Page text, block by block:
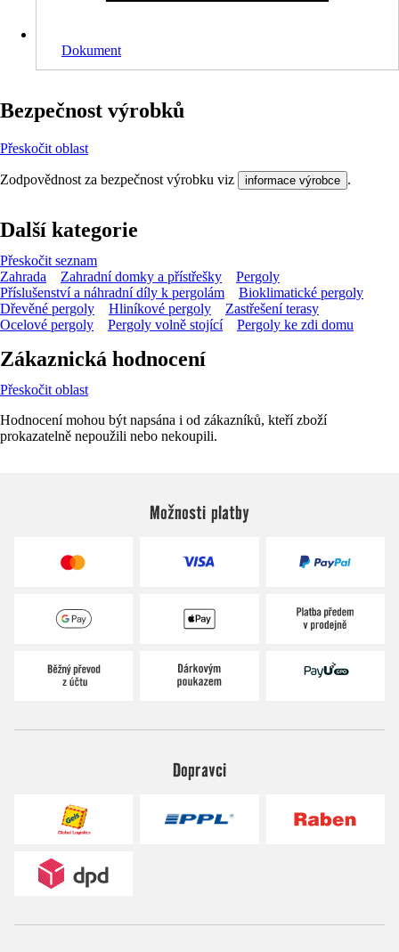
Dokument
Bezpečnost výrobků
Přeskočit oblast
Zodpovědnost za bezpečnost výrobku viz informace výrobce .
Další kategorie
Přeskočit seznam
Zahrada
Zahradní domky a přístřešky
Pergoly
Příslušenství a náhradní díly k pergolám
Bioklimatické pergoly
Dřevěné pergoly
Hliníkové pergoly
Zastřešení terasy
Ocelové pergoly
Pergoly volně stojící Pergoly ke zdi domu
Zákaznická hodnocení
Přeskočit oblast
Hodnocení mohou být napsána i od zákazníků, kteří zboží
prokazatelně nepoužili nebo nekoupili.
Možnosti platby
Dopravci